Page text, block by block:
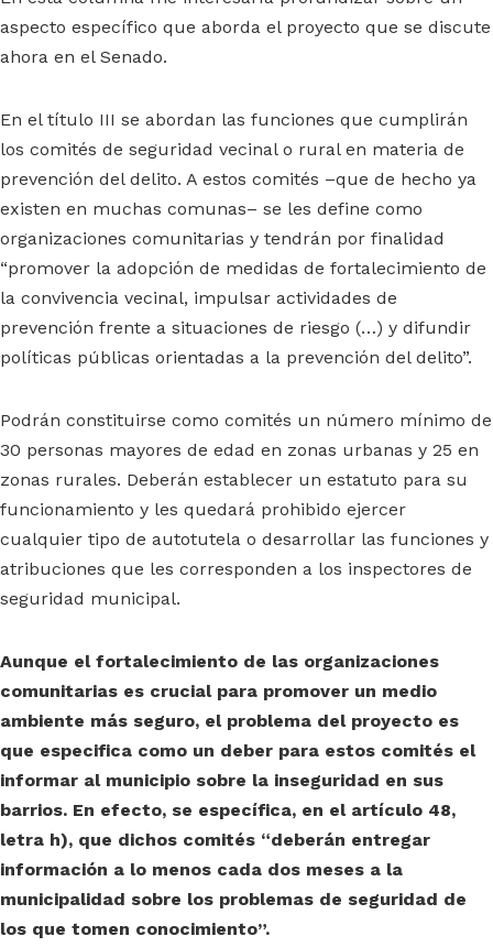
aspecto específico que aborda el proyecto que se discute
ahora en el Senado.
En el título III se abordan las funciones que cumplirán
los comités de seguridad vecinal o rural en materia de
prevención del delito. A estos comités –que de hecho ya
existen en muchas comunas– se les define como
organizaciones comunitarias y tendrán por finalidad
“promover la adopción de medidas de fortalecimiento de
la convivencia vecinal, impulsar actividades de
prevención frente a situaciones de riesgo (…) y difundir
políticas públicas orientadas a la prevención del delito”.
Podrán constituirse como comités un número mínimo de
30 personas mayores de edad en zonas urbanas y 25 en
zonas rurales. Deberán establecer un estatuto para su
funcionamiento y les quedará prohibido ejercer
cualquier tipo de autotutela o desarrollar las funciones y
atribuciones que les corresponden a los inspectores de
seguridad municipal.
Aunque el fortalecimiento de las organizaciones
comunitarias es crucial para promover un medio
ambiente más seguro, el problema del proyecto es
que especifica como un deber para estos comités el
informar al municipio sobre la inseguridad en sus
barrios. En efecto, se específica, en el artículo 48,
letra h), que dichos comités “deberán entregar
información a lo menos cada dos meses a la
municipalidad sobre los problemas de seguridad de
los que tomen conocimiento”.